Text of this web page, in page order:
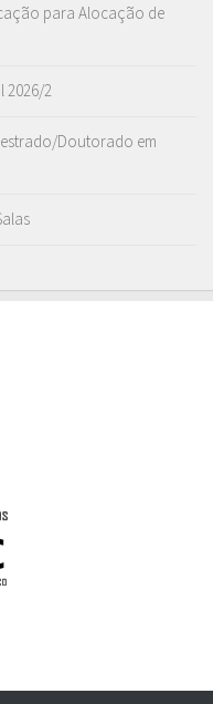
para Alocação de
2026/2
Doutorado em